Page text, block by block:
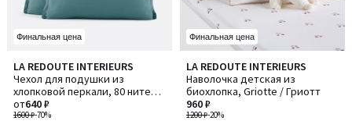
Финальная цена
LA REDOUTE INTERIEURS
Чехол для подушки из
хлопковой перкали, 80 нитей/
см², Scenario / Сценарио
1600 ₽-70%
от640 ₽
4,2
/ 5
Количество
цветов:
4
Финальная цена
LA REDOUTE INTERIEURS
Наволочка детская из
биохлопка, Griotte / Гриотт
1200 ₽-20%
960 ₽
4,9
/ 5